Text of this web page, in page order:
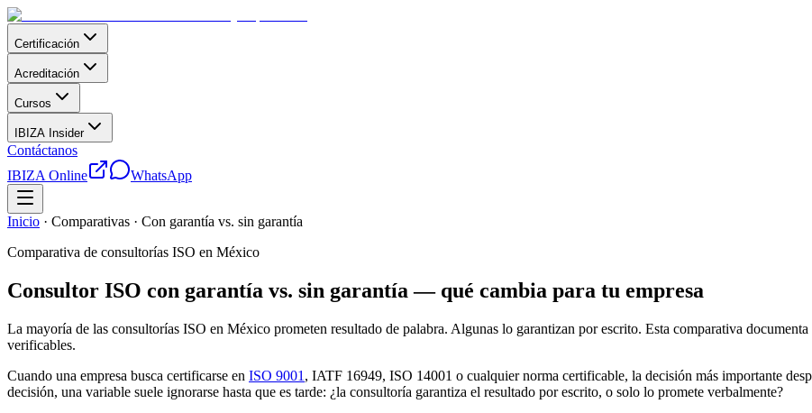
Certificación
Acreditación
Cursos
IBIZA Insider
Contáctanos
IBIZA Online
WhatsApp
Inicio · Comparativas · Con garantía vs. sin garantía
Comparativa de consultorías ISO en México
Consultor ISO con garantía vs. sin garantía — qué cambia para tu empresa
La mayoría de las consultorías ISO en México prometen resultado de palabra. Algunas lo garantizan por escrito. Esta comparativa
verificables.
Cuando una empresa busca certificarse en ISO 9001 , IATF 16949, ISO 14001 o cualquier norma certificable, la decisión más importante
decisión, una variable suele ignorarse hasta que es tarde: ¿la consultoría garantiza el resultado por escrito, o solo lo promete verbalmente?